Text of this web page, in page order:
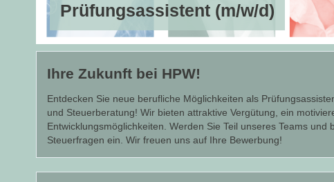
Prüfungsassistent (m/w/d)
Ihre Zukunft bei HPW!
Entdecken Sie neue berufliche Möglichkeiten als
und Steuerberatung! Wir bieten attraktive Vergütung, ein
Entwicklungsmöglichkeiten. Werden Sie Teil unseres Teams
Steuerfragen ein. Wir freuen uns auf Ihre Bewerbung!